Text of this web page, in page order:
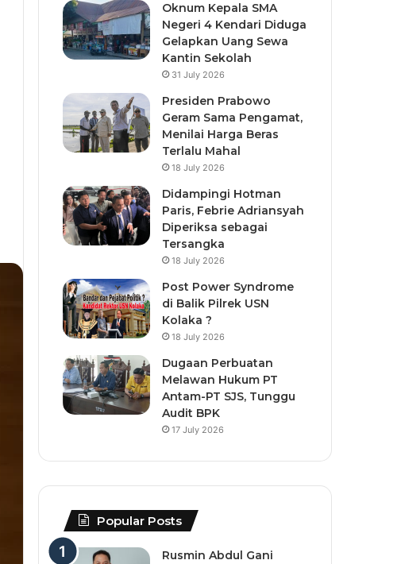
Oknum Kepala SMA
Negeri 4 Kendari Diduga
Gelapkan Uang Sewa
Kantin Sekolah
31 July 2026
Presiden Prabowo
Geram Sama Pengamat,
Menilai Harga Beras
Terlalu Mahal
18 July 2026
Didampingi Hotman
Paris, Febrie Adriansyah
Diperiksa sebagai
Tersangka
18 July 2026
Post Power Syndrome
di Balik Pilrek USN
Kolaka ?
18 July 2026
Dugaan Perbuatan
Melawan Hukum PT
Antam-PT SJS, Tunggu
Audit BPK
17 July 2026
Popular Posts
Rusmin Abdul Gani